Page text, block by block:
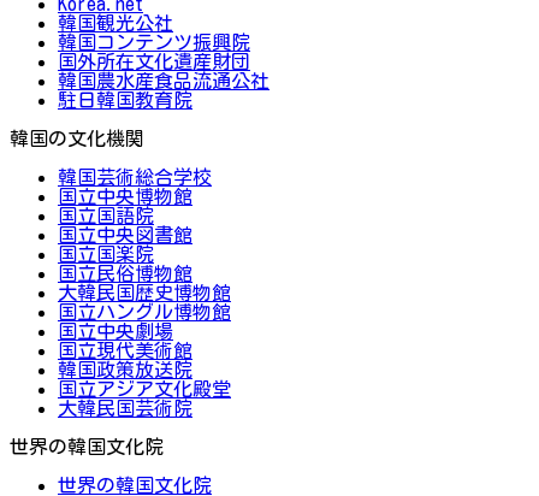
韓国観光公社
韓国コンテンツ振興院
国外所在文化遺産財団
韓国農水産食品流通公社
駐日韓国教育院
韓国の文化機関
韓国芸術総合学校
国立中央博物館
国立国語院
国立中央図書館
国立国楽院
国立民俗博物館
大韓民国歴史博物館
国立ハングル博物館
国立中央劇場
国立現代美術館
韓国政策放送院
国立アジア文化殿堂
大韓民国芸術院
世界の韓国文化院
世界の韓国文化院